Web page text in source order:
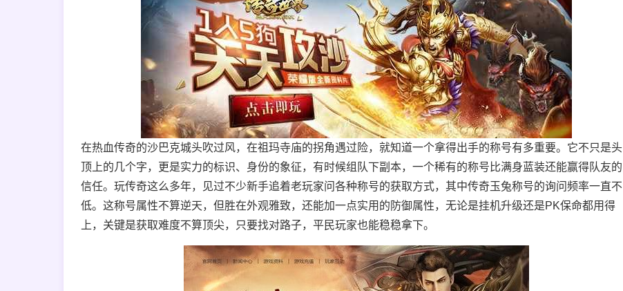
在热血传奇的沙巴克城头吹过风，在祖玛寺庙的拐角遇过险，就知道一个拿得出手的称号有多重要。它不只是头
顶上的几个字，更是实力的标识、身份的象征，有时候组队下副本，一个稀有的称号比满身蓝装还能赢得队友的
信任。玩传奇这么多年，见过不少新手追着老玩家问各种称号的获取方式，其中传奇玉兔称号的询问频率一直不
低。这称号属性不算逆天，但胜在外观雅致，还能加一点实用的防御属性，无论是挂机升级还是PK保命都用得
上，关键是获取难度不算顶尖，只要找对路子，平民玩家也能稳稳拿下。